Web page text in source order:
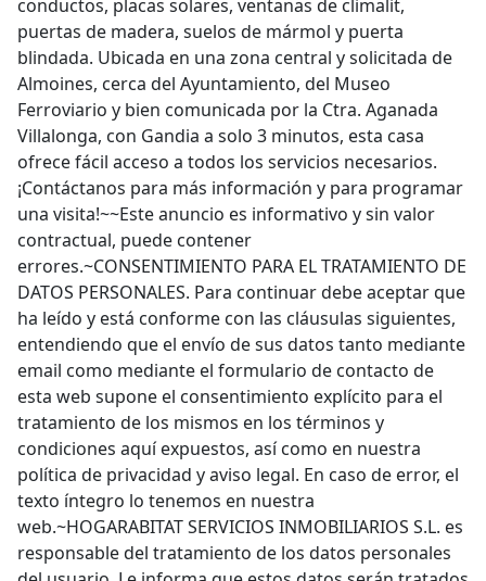
conductos, placas solares, ventanas de climalit,
puertas de madera, suelos de mármol y puerta
blindada. Ubicada en una zona central y solicitada de
Almoines, cerca del Ayuntamiento, del Museo
Ferroviario y bien comunicada por la Ctra. Aganada
Villalonga, con Gandia a solo 3 minutos, esta casa
ofrece fácil acceso a todos los servicios necesarios.
¡Contáctanos para más información y para programar
una visita!~~Este anuncio es informativo y sin valor
contractual, puede contener
errores.~CONSENTIMIENTO PARA EL TRATAMIENTO DE
DATOS PERSONALES. Para continuar debe aceptar que
ha leído y está conforme con las cláusulas siguientes,
entendiendo que el envío de sus datos tanto mediante
email como mediante el formulario de contacto de
esta web supone el consentimiento explícito para el
tratamiento de los mismos en los términos y
condiciones aquí expuestos, así como en nuestra
política de privacidad y aviso legal. En caso de error, el
texto íntegro lo tenemos en nuestra
web.~HOGARABITAT SERVICIOS INMOBILIARIOS S.L. es
responsable del tratamiento de los datos personales